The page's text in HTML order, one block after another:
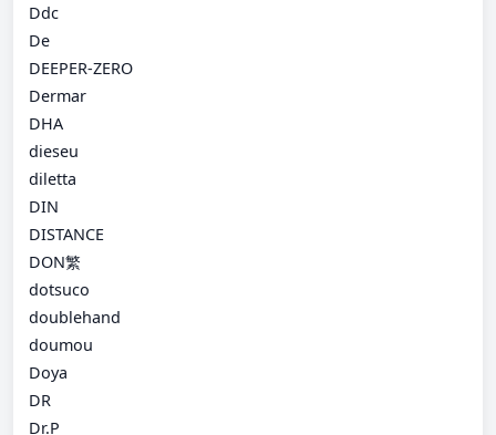
Ddc
De
DEEPER-ZERO
Dermar
DHA
dieseu
diletta
DIN
DISTANCE
DON繁
dotsuco
doublehand
doumou
Doya
DR
Dr.P